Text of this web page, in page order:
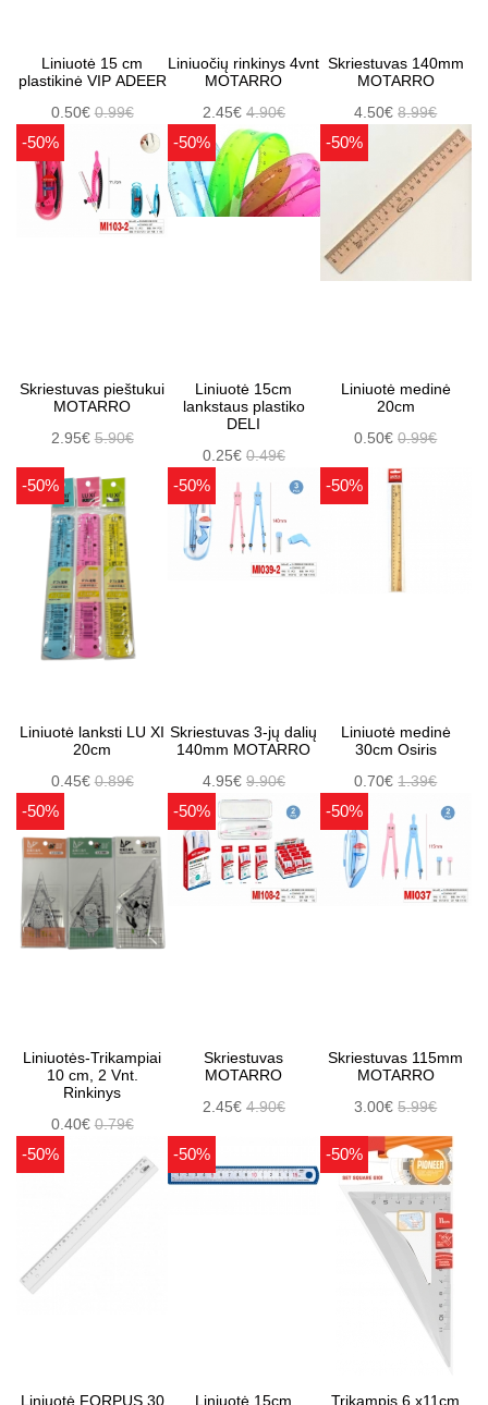
Liniuotė 15 cm
plastikinė VIP ADEER
0.50€0.99€
Liniuočių rinkinys 4vnt
MOTARRO
2.45€ 4.90€
Skriestuvas 140mm
MOTARRO
4.50€8.99€
-50%
Skriestuvas pieštukui
MOTARRO
2.95€5.90€
-50%
Liniuotė 15cm
lankstaus plastiko
DELI
0.25€ 0.49€
-50%
Liniuotė medinė
20cm
0.50€0.99€
-50%
Liniuotė lanksti LU XI
20cm
0.45€0.89€
-50%
Skriestuvas 3-jų dalių
140mm MOTARRO
4.95€ 9.90€
-50%
Liniuotė medinė
30cm Osiris
0.70€1.39€
-50%
Liniuotės-Trikampiai
10 cm, 2 Vnt.
Rinkinys
0.40€0.79€
-50%
Skriestuvas
MOTARRO
2.45€ 4.90€
-50%
Skriestuvas 115mm
MOTARRO
3.00€5.99€
-50%
Liniuotė FORPUS 30
-50%
Liniuotė 15cm
-50%
Trikampis 6 x11cm